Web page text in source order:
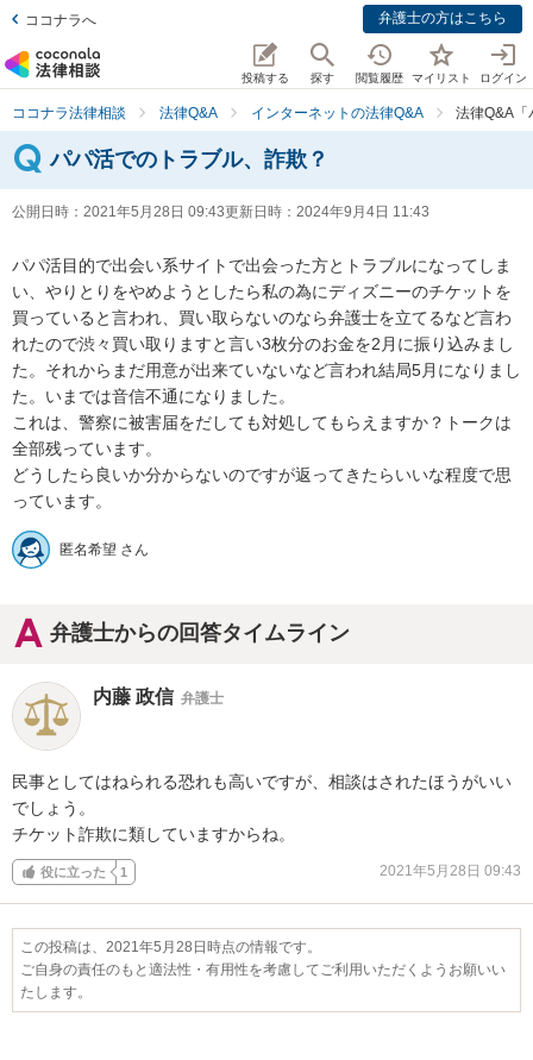
ココナラへ 弁護士の方はこちら
投稿する 探す 閲覧履歴 マイリスト ログイン
ココナラ法律相談 法律Q&A インターネットの法律Q&A 法律Q&A「
パパ活でのトラブル、詐欺？
公開日時： 2021年5月28日 09:43更新日時： 2024年9月4日 11:43
パパ活目的で出会い系サイトで出会った方とトラブルになってしま
い、やりとりをやめようとしたら私の為にディズニーのチケットを
買っていると言われ、買い取らないのなら弁護士を立てるなど言わ
れたので渋々買い取りますと言い3枚分のお金を2月に振り込みまし
た。それからまだ用意が出来ていないなど言われ結局5月になりまし
た。いまでは音信不通になりました。
これは、警察に被害届をだしても対処してもらえますか？トークは
全部残っています。
どうしたら良いか分からないのですが返ってきたらいいな程度で思
っています。
匿名希望 さん
弁護士からの回答タイムライン
内藤 政信 弁護士
民事としてはねられる恐れも高いですが、相談はされたほうがいい
でしょう。
チケット詐欺に類していますからね。
役に立った 1 2021年5月28日 09:43
この投稿は、2021年5月28日時点の情報です。
ご自身の責任のもと適法性・有用性を考慮してご利用いただくようお願いい
たします。